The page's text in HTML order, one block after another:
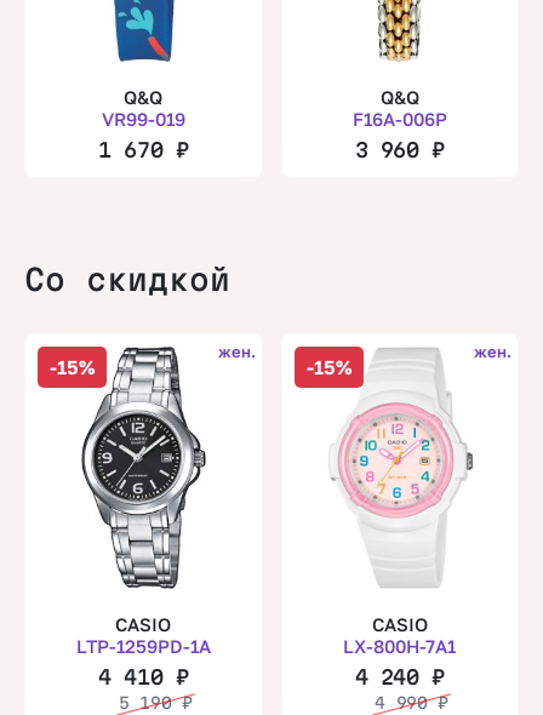
Q&Q
VR99-019
1 670 ₽
Q&Q
F16A-006P
3 960₽
Со скидкой
-15%
жен.
CASIO
LTP-1259PD-1A
4 410 ₽
5 190₽
-15%
жен.
CASIO
LX-800H-7A1
4 240₽
4 990₽